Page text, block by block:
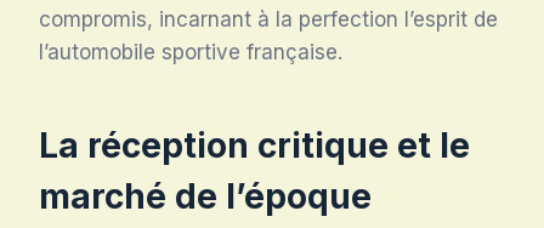
compromis, incarnant à la perfection l’esprit de
l’automobile sportive française.
La réception critique et le
marché de l’époque